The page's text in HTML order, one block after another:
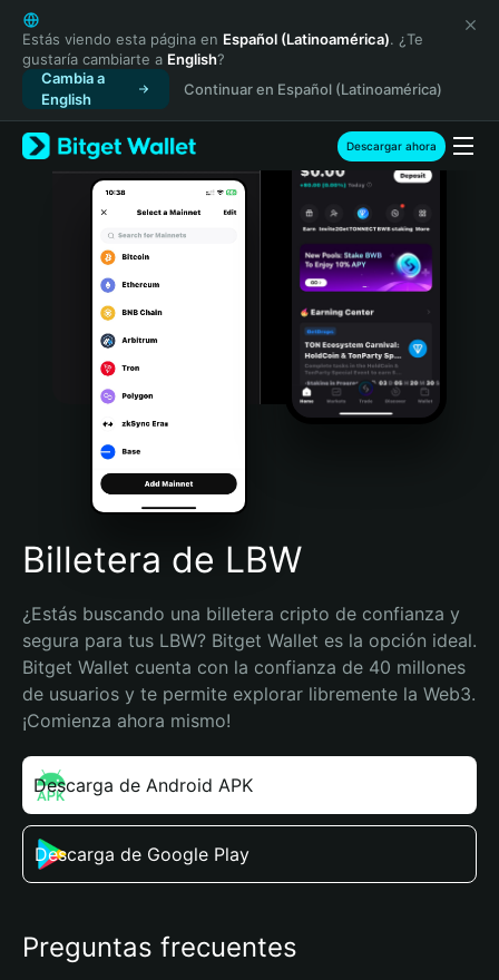
English
日本語
Tiếng Việt
Русский
Español (Latinoamérica)
Türkçe
Italiano
Português (Portugal)
Bahasa Indonesia
Português (Brasil)
Español (Argentina)
Estás viendo esta página en Español (Latinoamérica). ¿Te
gustaría cambiarte a English?
Cambia a
English
Continuar en Español (Latinoamérica)
Descargar ahora
Billetera de LBW
¿Estás buscando una billetera cripto de confianza y
segura para tus LBW? Bitget Wallet es la opción ideal.
Bitget Wallet cuenta con la confianza de 40 millones
de usuarios y te permite explorar libremente la Web3.
¡Comienza ahora mismo!
Descarga de Android APK
Descarga de Google Play
Preguntas frecuentes